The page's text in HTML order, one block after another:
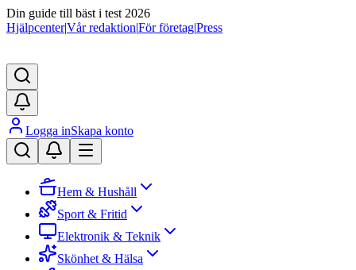
Din guide till bäst i test 2026
Hjälpcenter|Vår redaktion|För företag|Press
Logga inSkapa konto
Hem & Hushåll
Sport & Fritid
Elektronik & Teknik
Skönhet & Hälsa